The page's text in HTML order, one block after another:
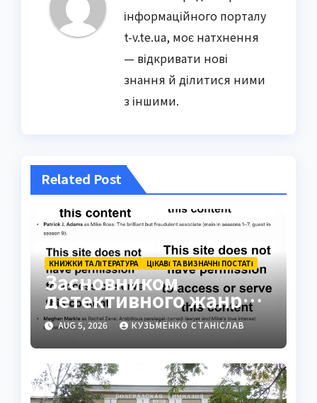
інформаційного порталу
t-v.te.ua, моє натхнення
— відкривати нові
знання й ділитися ними
з іншими.
Related Post
КНИЖКИ ТА ЛІТЕРАТУРА ЦІКАВІ ТА ВИЗНАЧНІ ПОСТАТІ
Засновником
детективного жанру є
Едгар Аллан По
AUG 5, 2026 КУЗЬМЕНКО СТАНІСЛАВ